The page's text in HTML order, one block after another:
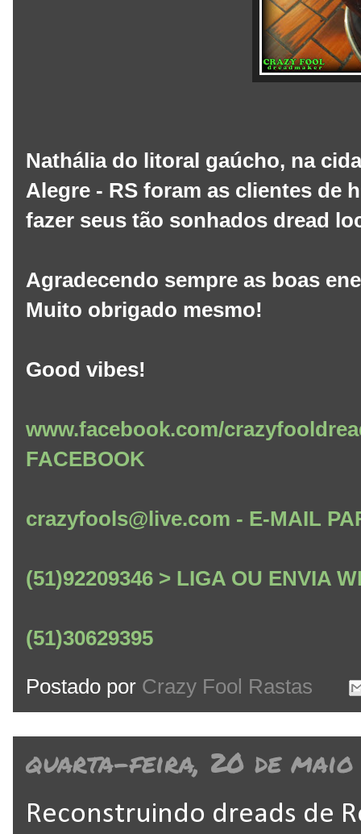
Nathália do litoral gaúcho, na
Alegre - RS foram as clientes de
fazer seus tão sonhados dread
Agradecendo sempre as boas
Muito obrigado mesmo!
Good vibes!
www.facebook.com/
FACEBOOK
crazyfools@live.com - E-MAIL
(51)92209346 > LIGA OU ENVIA
(51)30629395
Postado por Crazy Fool Rastas
quarta-feira, 20 de maio
Reconstruindo dreads de